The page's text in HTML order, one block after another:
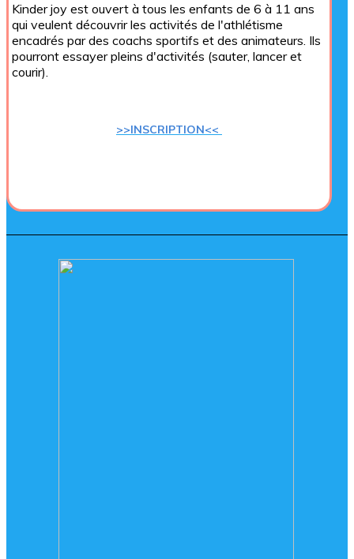
Kinder joy est ouvert à tous les enfants de 6 à 11 ans
qui veulent découvrir les activités de l'athlétisme
encadrés par des coachs sportifs et des animateurs. Ils
pourront essayer pleins d'activités (sauter, lancer et
courir).
>>INSCRIPTION<<